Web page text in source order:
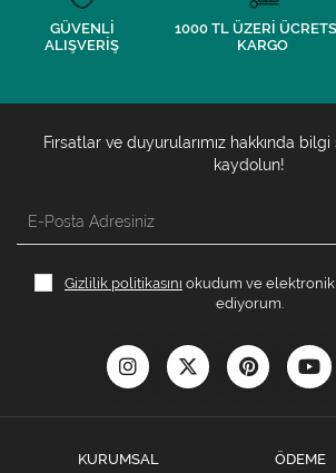
GÜVENLİ
ALIŞVERİŞ
1000 TL ÜZERİ
KARGO
Fırsatlar ve duyurularımız hakkında
kaydolun!
Gizlilik politikasını okudum ve elektronik
ediyorum.
KURUMSAL ÖDEME